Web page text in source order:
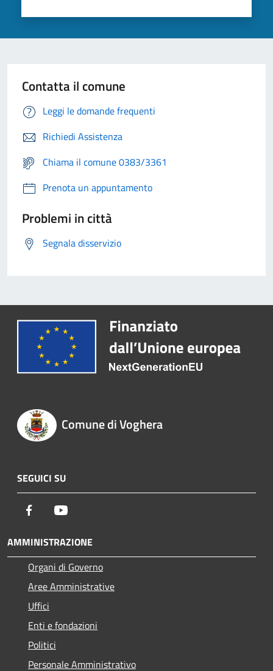
Contatta il comune
Leggi le domande frequenti
Richiedi Assistenza
Chiama il comune 0383/3361
Prenota un appuntamento
Problemi in città
Segnala disservizio
Comune di Voghera
SEGUICI SU
Facebook
AMMINISTRAZIONE
Organi di Governo
Aree Amministrative
Uffici
Enti e fondazioni
Politici
Personale Amministrativo